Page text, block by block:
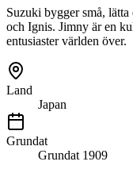
Suzuki bygger små,
och Ignis. Jimny är en
entusiaster världen över.
Land
Japan
Grundat
Grundat 1909